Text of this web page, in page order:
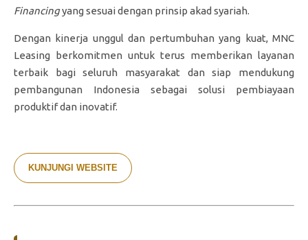
Financingyang sesuai dengan prinsip akad syariah.
Dengan kinerja unggul dan pertumbuhan yang kuat, MNC
Leasing berkomitmen untuk terus memberikan layanan
terbaik bagi seluruh masyarakat dan siap mendukung
pembangunan Indonesia sebagai solusi pembiayaan
produktif dan inovatif.
KUNJUNGI WEBSITE